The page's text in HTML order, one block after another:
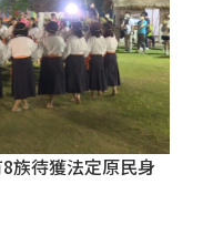
族待獲法定原民身